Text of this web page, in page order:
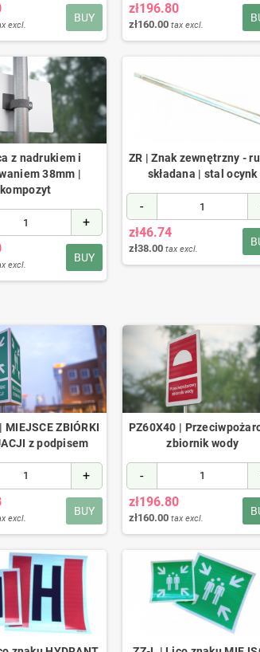
BUY
excl.
zł196.80
zł160.00 tax excl.
z nadrukiem i
38mm |
kompozyt
+
BUY
excl.
ZR | Znak zewnętrzny -
składana | stal ocynk
-
zł46.74
zł38.00 tax excl.
MIEJSCE ZBIÓRKI
z podpisem
+
BUY
excl.
PZ60X40 |
zbiornik wody
-
zł196.80
zł160.00 tax excl.